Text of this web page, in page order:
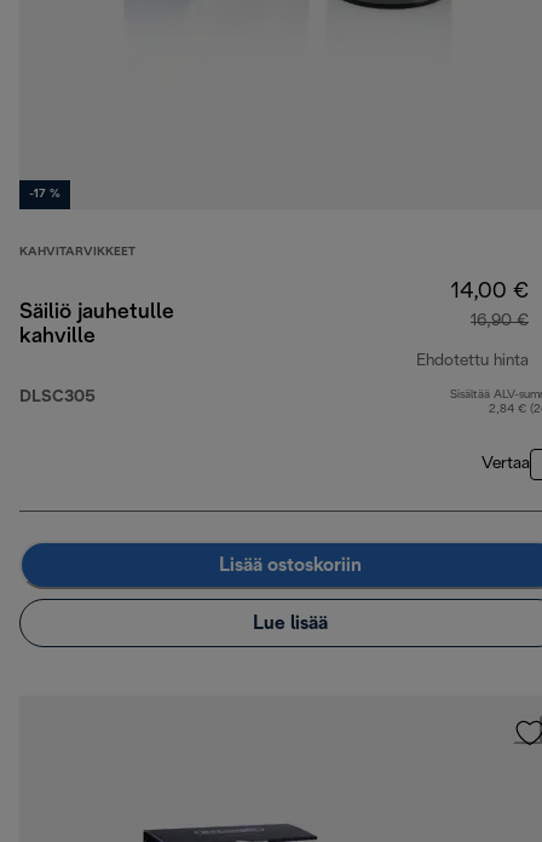
-17 %
KAHVITARVIKKEET
Säiliö jauhetulle
kahville
DLSC305
14,00 €
16,90 €
Ehdotettu hinta
Sisältää ALV-
2,84 €
Vertaa
Lisää ostoskoriin
Lue lisää